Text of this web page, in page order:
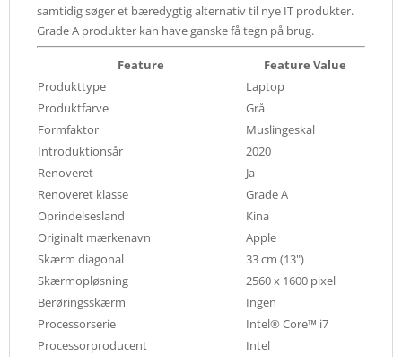
samtidig søger et bæredygtig alternativ til nye IT produkter.
Grade A produkter kan have ganske få tegn på brug.
Feature
Feature Value
Produkttype
Laptop
Produktfarve
Grå
Formfaktor
Muslingeskal
Introduktionsår
2020
Renoveret
Ja
Renoveret klasse
Grade A
Oprindelsesland
Kina
Originalt mærkenavn
Apple
Skærm diagonal
33 cm (13")
Skærmopløsning
2560 x 1600 pixel
Berøringsskærm
Ingen
Processorserie
Intel® Core™ i7
Processorproducent
Intel